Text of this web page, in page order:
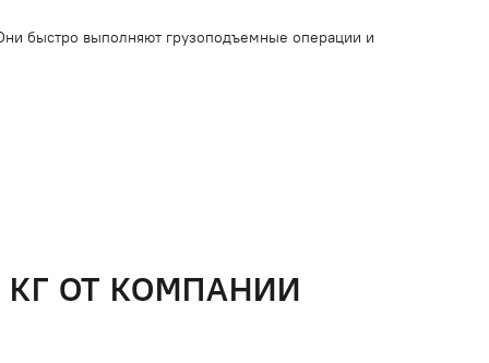
быстро выполняют грузоподъемные операции и
ОТ КОМПАНИИ